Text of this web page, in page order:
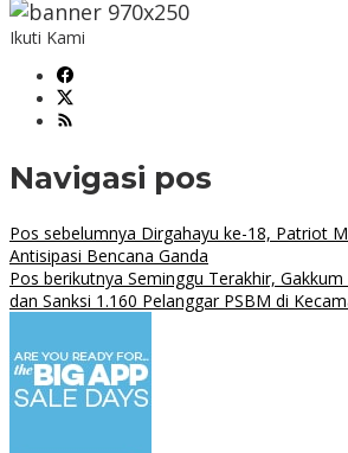
Ikuti Kami
Navigasi pos
Pos sebelumnya Dirgahayu ke-18, Patriot
Antisipasi Bencana Ganda
Pos berikutnya Seminggu Terakhir,
dan Sanksi 1.160 Pelanggar PSBM di